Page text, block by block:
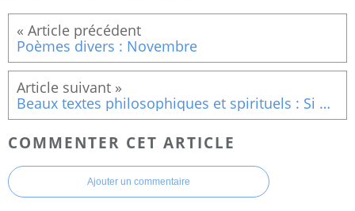
Poèmes divers : Novembre
Beaux textes philosophiques et spirituels : Si un ange .......
COMMENTER CET ARTICLE
Ajouter un commentaire